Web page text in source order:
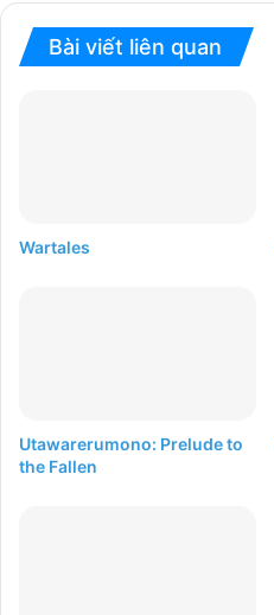
Bài viết liên quan
Wartales
Utawarerumono: Prelude to
the Fallen